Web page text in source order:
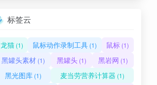
标签云
龙猫(1) 鼠标动作录制工具(1) 鼠标 (1)
黑罐头素材 (1) 黑罐头 (1) 黑岩网 (1)
黑光图库 (1) 麦当劳营养计算器 (1)